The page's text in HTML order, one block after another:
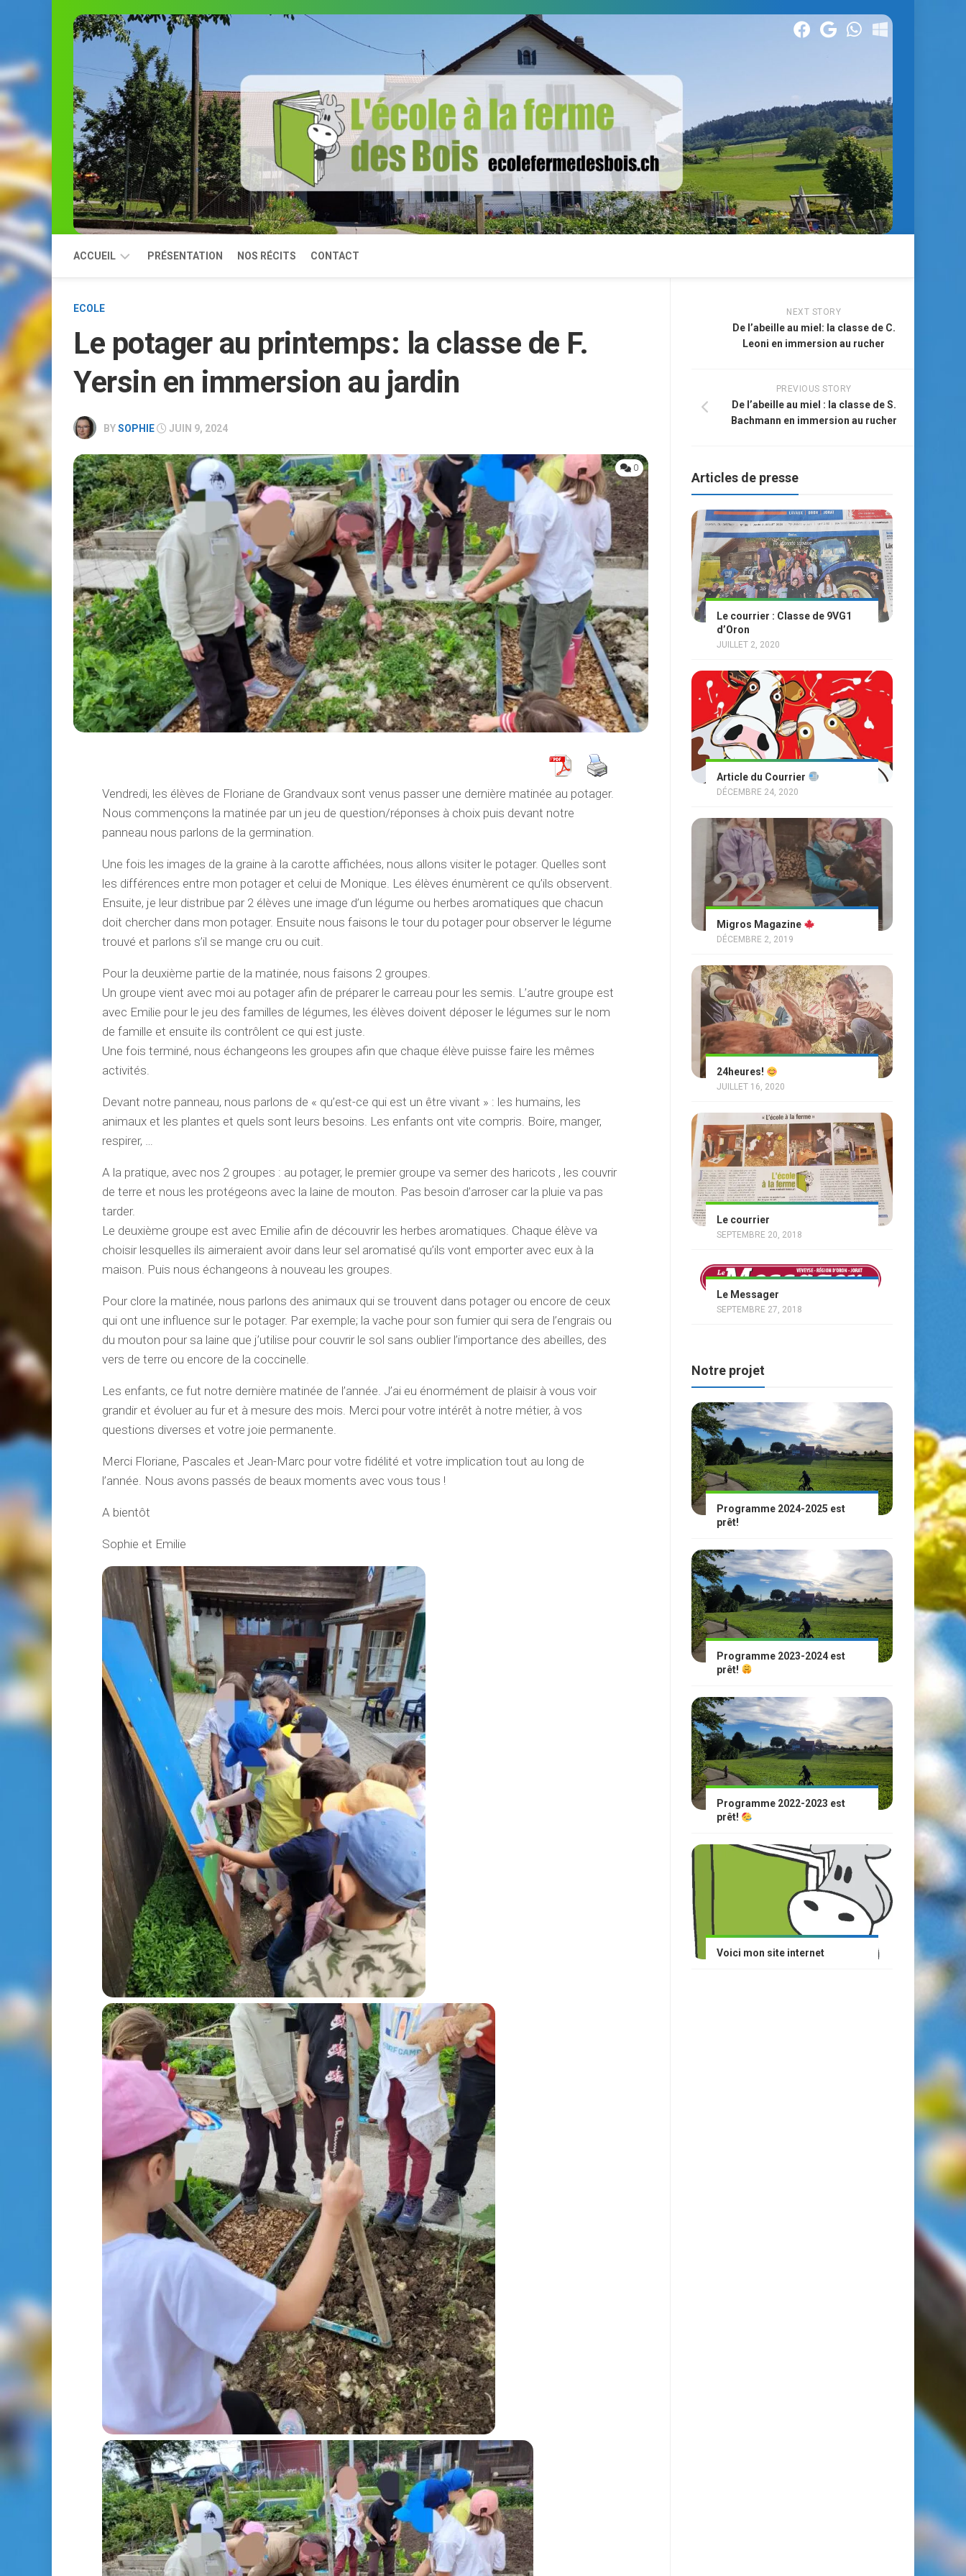
ACCUEIL
MODULES
RÉSERVATION
PRÉSENTATION NOS RÉCITS CONTACT
ECOLE
Le potager au printemps: la classe de F.
Yersin en immersion au jardin
BYSOPHIE JUIN 9, 2024
0
Vendredi, les élèves de Floriane de Grandvaux sont venus passer une dernière matinée au potager.
Nous commençons la matinée par un jeu de question/réponses à choix puis devant notre
panneau nous parlons de la germination.
Une fois les images de la graine à la carotte affichées, nous allons visiter le potager. Quelles sont
les différences entre mon potager et celui de Monique. Les élèves énumèrent ce qu’ils observent.
Ensuite, je leur distribue par 2 élèves une image d’un légume ou herbes aromatiques que chacun
doit chercher dans mon potager. Ensuite nous faisons le tour du potager pour observer le légume
trouvé et parlons s’il se mange cru ou cuit.
Pour la deuxième partie de la matinée, nous faisons 2 groupes.
Un groupe vient avec moi au potager afin de préparer le carreau pour les semis. L’autre groupe est
avec Emilie pour le jeu des familles de légumes, les élèves doivent déposer le légumes sur le nom
de famille et ensuite ils contrôlent ce qui est juste.
Une fois terminé, nous échangeons les groupes afin que chaque élève puisse faire les mêmes
activités.
Devant notre panneau, nous parlons de « qu’est-ce qui est un être vivant » : les humains, les
animaux et les plantes et quels sont leurs besoins. Les enfants ont vite compris. Boire, manger,
respirer, …
A la pratique, avec nos 2 groupes : au potager, le premier groupe va semer des haricots , les couvrir
de terre et nous les protégeons avec la laine de mouton. Pas besoin d’arroser car la pluie va pas
tarder.
Le deuxième groupe est avec Emilie afin de découvrir les herbes aromatiques. Chaque élève va
choisir lesquelles ils aimeraient avoir dans leur sel aromatisé qu’ils vont emporter avec eux à la
maison. Puis nous échangeons à nouveau les groupes.
Pour clore la matinée, nous parlons des animaux qui se trouvent dans potager ou encore de ceux
qui ont une influence sur le potager. Par exemple; la vache pour son fumier qui sera de l’engrais ou
du mouton pour sa laine que j’utilise pour couvrir le sol sans oublier l’importance des abeilles, des
vers de terre ou encore de la coccinelle.
Les enfants, ce fut notre dernière matinée de l’année. J’ai eu énormément de plaisir à vous voir
grandir et évoluer au fur et à mesure des mois. Merci pour votre intérêt à notre métier, à vos
questions diverses et votre joie permanente.
Merci Floriane, Pascales et Jean-Marc pour votre fidélité et votre implication tout au long de
l’année. Nous avons passés de beaux moments avec vous tous !
A bientôt
Sophie et Emilie
NEXT STORY
De l’abeille au miel: la classe de C.
Leoni en immersion au rucher
PREVIOUS STORY
De l’abeille au miel : la classe de S.
Bachmann en immersion au rucher
Articles de presse
Le courrier : Classe de 9VG1
d’Oron
JUILLET 2, 2020
Article du Courrier
DÉCEMBRE 24, 2020
Migros Magazine
DÉCEMBRE 2, 2019
24heures!
JUILLET 16, 2020
Le courrier
SEPTEMBRE 20, 2018
Le Messager
SEPTEMBRE 27, 2018
Notre projet
Programme 2024-2025 est
prêt!
Programme 2023-2024 est
prêt!
Programme 2022-2023 est
prêt!
Voici mon site internet